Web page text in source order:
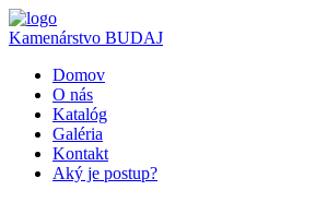
Kamenárstvo BUDAJ
Domov
O nás
Katalóg
Galéria
Kontakt
Aký je postup?